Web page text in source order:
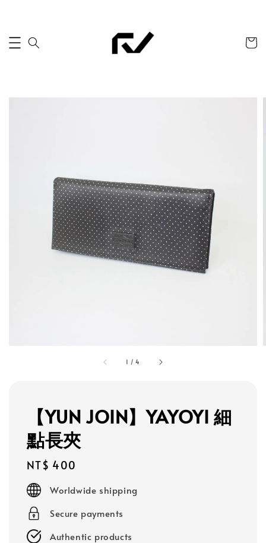
1 /4
【YUN JOIN】YAYOYI 細
點長夾
Regular
price
NT$ 400
Worldwide shipping
Secure payments
Authentic products